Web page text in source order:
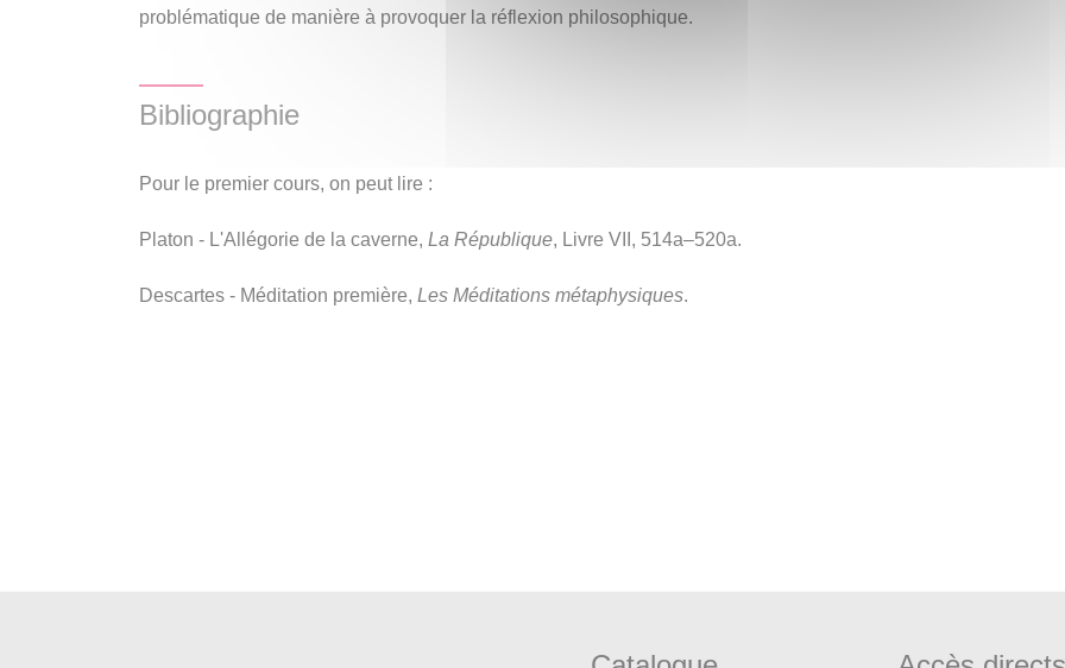
problématique de manière à provoquer la réflexion philosophique.
Bibliographie
Pour le premier cours, on peut lire :
Platon - L'Allégorie de la caverne, La République, Livre VII, 514a–520a.
Descartes - Méditation première, Les Méditations métaphysiques.